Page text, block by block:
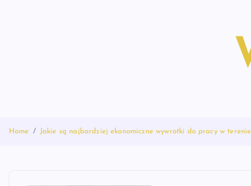
Home Jakie są najbardziej ekonomiczne wywrotki do pracy w terenie